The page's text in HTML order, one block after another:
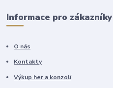
Informace pro zákazníky
O nás
Kontakty
Výkup her a konzolí